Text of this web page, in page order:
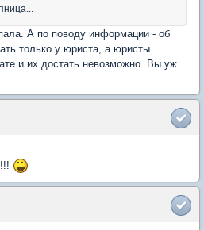
А по поводу информации - об
только у юриста, а юристы
и их достать невозможно. Вы уж